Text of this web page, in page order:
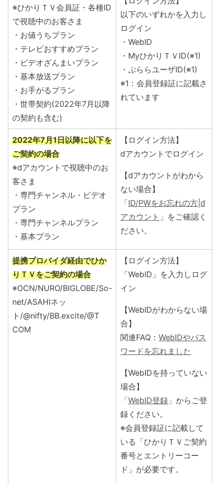
※ひかりＴＶ会員証・各種ID
で視聴中のお客さま
・お値うちプラン
・テレビおすすめプラン
・ビデオざんまいプラン
・基本放送プラン
・お手がるプラン
・世帯契約(2022年7月以降
の契約も含む)
以下のいずれかを入力し
ログイン
・WebID
・MyひかりＴＶID(※1)
・ぷららユーザID(※1)
※1：会員登録証に記載さ
れています
2022年7月1日以降に以下を
ご契約の場合
※dアカウントで視聴中のお
客さま
・専門チャンネル・ビデオ
プラン
・専門チャンネルプラン
・基本プラン
【ログイン方法】
dアカウントでログイン
【dアカウントがわから
ない場合】
「ID/PWをお忘れの方|d
アカウント 」をご確認く
ださい。
提携プロバイダ経由でひか
りＴＶをご契約の場合
※OCN/NURO/BIGLOBE/So-
net/ASAHIネッ
ト/@nifty/BB.excite/@T
COM
【ログイン方法】
「WebID」を入力しログ
イン
【WebIDがわからない場
合】
関連FAQ： WebIDやパス
ワードを忘れました
【WebIDを持っていない
場合】
「WebID登録 」からご登
録ください。
※会員登録証に記載して
いる「ひかりＴＶご契約
番号とエントリーコー
ド」が必要です。